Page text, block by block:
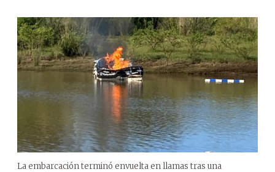
La embarcación terminó envuelta en llamas tras una